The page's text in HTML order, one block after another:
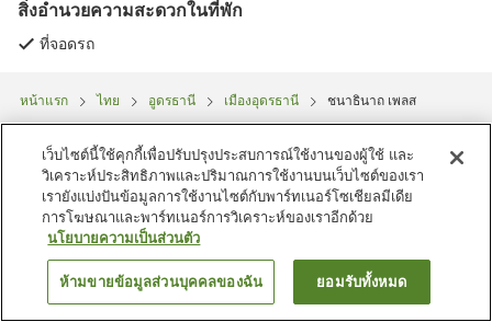
สิ่งอำนวยความสะดวกในที่พัก
ที่จอดรถ
หน้าแรก ไทย อูดรธานี เมืองอุดรธานี ชนาธินาถ เพลส
ค้นหาห้องพัก
เว็บไซต์นี้ใช้คุกกี้เพื่อปรับปรุงประสบการณ์ใช้งานของผู้ใช้ และ
วิเคราะห์ประสิทธิภาพและปริมาณการใช้งานบนเว็บไซต์ของเรา
เรายังแบ่งปันข้อมูลการใช้งานไซต์กับพาร์ทเนอร์โซเชียลมีเดีย
การโฆษณาและพาร์ทเนอร์การวิเคราะห์ของเราอีกด้วย
นโยบายความเป็นส่วนตัว
ห้ามขายข้อมูลส่วนบุคคลของฉัน ยอมรับทั้งหมด